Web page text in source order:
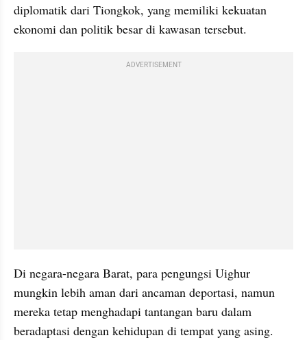
diplomatik dari Tiongkok, yang memiliki kekuatan
ekonomi dan politik besar di kawasan tersebut.
ADVERTISEMENT
Di negara-negara Barat, para pengungsi Uighur
mungkin lebih aman dari ancaman deportasi, namun
mereka tetap menghadapi tantangan baru dalam
beradaptasi dengan kehidupan di tempat yang asing.